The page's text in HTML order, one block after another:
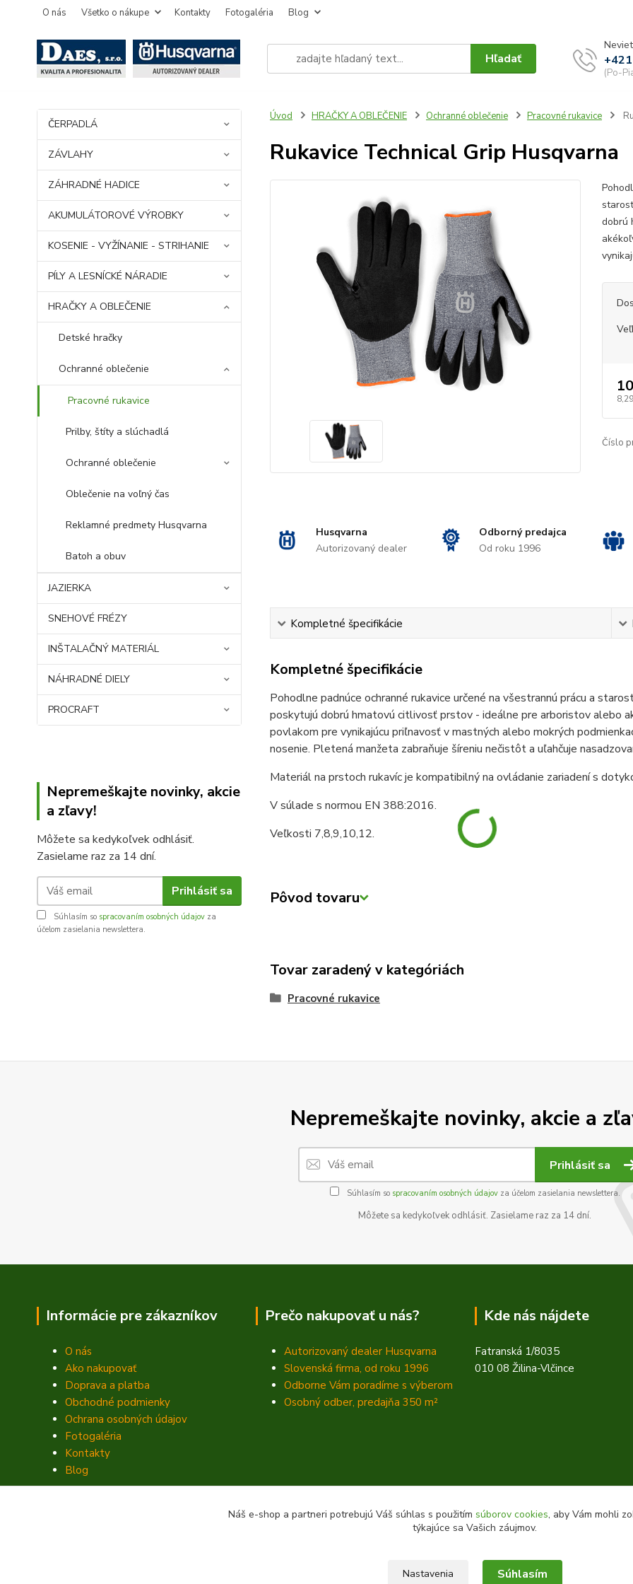
O nás Všetko o nákupe Kontakty Fotogaléria Blog
Hľadať
(Po-
ČERPADLÁ
ZÁVLAHY
ZÁHRADNÉ HADICE
AKUMULÁTOROVÉ VÝROBKY
KOSENIE - VYŽÍNANIE - STRIHANIE
PÍLY A LESNÍCKÉ NÁRADIE
HRAČKY A OBLEČENIE
Detské hračky
Ochranné oblečenie
Pracovné rukavice
Prilby, štíty a slúchadlá
Ochranné oblečenie
Oblečenie na voľný čas
Reklamné predmety Husqvarna
Batoh a obuv
JAZIERKA
SNEHOVÉ FRÉZY
INŠTALAČNÝ MATERIÁL
NÁHRADNÉ DIELY
PROCRAFT
Nepremeškajte novinky, akcie
a zľavy!
Môžete sa kedykoľvek odhlásiť.
Zasielame raz za 14 dní.
Prihlásiť sa
Súhlasím so spracovaním osobných údajov za
účelom zasielania newslettera.
Úvod HRAČKY A OBLEČENIE Ochranné oblečenie Pracovné rukavice
Rukavice Technical Grip Husqvarna
dobrú
Číslo
Husqvarna
Autorizovaný dealer
Odborný predajca
Od roku 1996
Kompletné špecifikácie
Kompletné špecifikácie
Pohodlne padnúce ochranné rukavice určené na všestrannú prácu a
poskytujú dobrú hmatovú citlivosť prstov - ideálne pre arboristov alebo
povlakom pre vynikajúcu priľnavosť v mastných alebo mokrých
nosenie. Pletená manžeta zabraňuje šíreniu nečistôt a uľahčuje
Materiál na prstoch rukavíc je kompatibilný na ovládanie zariadení s
V súlade s normou EN 388:2016.
Veľkosti 7,8,9,10,12.
Pôvod tovaru
Tovar zaradený v kategóriách
Pracovné rukavice
Nepremeškajte novinky, akcie a
Prihlásiť sa
Súhlasím so spracovaním osobných údajovza účelom zasielania newslettera.
Môžete sa kedykoľvek odhlásiť. Zasielame raz za 14 dní.
Informácie pre zákazníkov
O nás
Ako nakupovať
Doprava a platba
Obchodné podmienky
Ochrana osobných údajov
Fotogaléria
Kontakty
Blog
Prečo nakupovať u nás?
Autorizovaný dealer Husqvarna
Slovenská firma, od roku 1996
Odborne Vám poradíme s výberom
Osobný odber, predajňa 350 m²
Kde nás nájdete
Fatranská 1/8035
010 08 Žilina-Vlčince
Náš e-shop a partneri potrebujú Váš súhlas s použitím súborov cookies, aby Vám mohli
týkajúce sa Vašich záujmov.
Nastavenia Súhlasím